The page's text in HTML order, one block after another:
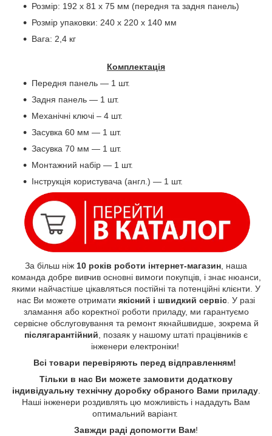
Розмір: 192 х 81 х 75 мм (передня та задня панель)
Розмір упаковки: 240 х 220 х 140 мм
Вага: 2,4 кг
Комплектація
Передня панель — 1 шт.
Задня панель — 1 шт.
Механічні ключі – 4 шт.
Засувка 60 мм — 1 шт.
Засувка 70 мм — 1 шт.
Монтажний набір — 1 шт.
Інструкція користувача (англ.) — 1 шт.
За більш ніж 10 років роботи інтернет-магазин , наша
команда добре вивчив основні вимоги покупців, і знає нюанси,
якими найчастіше цікавляться постійні та потенційні клієнти. У
нас Ви можете отримати якісний і швидкий сервіс . У разі
зламання або коректної роботи приладу, ми гарантуємо
сервісне обслуговування та ремонт якнайшвидше, зокрема й
післягарантійний , позаяк у нашому штаті працівників є
інженери електроніки!
Всі товари перевіряють перед відправленням!
Тільки в нас Ви можете замовити додаткову
індивідуальну технічну доробку обраного Вами приладу.
Наші інженери роздивлять цю можливість і нададуть Вам
оптимальний варіант.
Завжди раді допомогти Вам!